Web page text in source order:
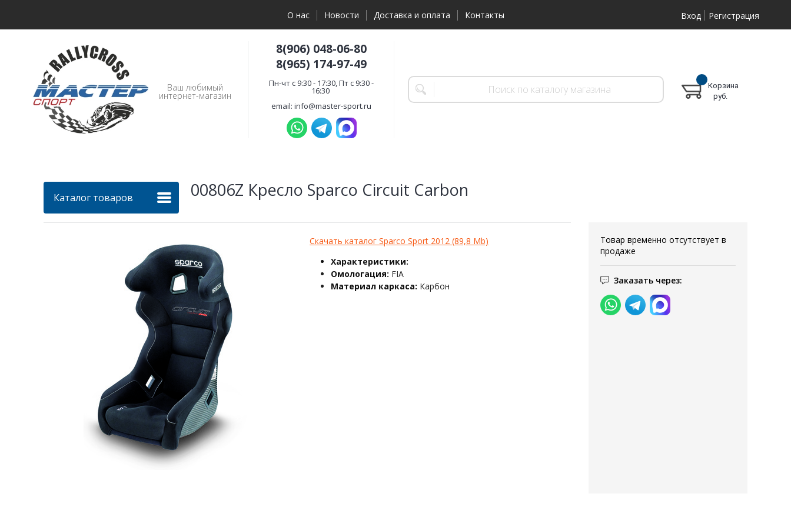
О нас Новости Доставка и оплата Контакты Вход Регистрация
Ваш любимый
интернет-магазин
8(906) 048-06-80
8(965) 174-97-49
Пн-чт с 9:30 - 17:30, Пт с 9:30 -
16:30
email: info@master-sport.ru
Корзина
руб.
Каталог товаров 00806Z Кресло Sparco Circuit Carbon
Товар временно отсутствует в
продаже
Заказать через:
Скачать каталог Sparco Sport 2012 (89,8 Mb)
Характеристики:
Омологация: FIA
Материал каркаса: Карбон